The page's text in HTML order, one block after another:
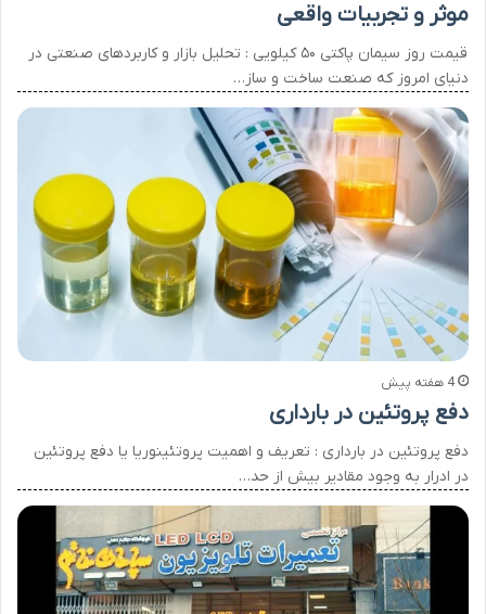
موثر و تجربیات واقعی
قیمت روز سیمان پاکتی ۵۰ کیلویی : تحلیل بازار و کاربردهای صنعتی در
دنیای امروز که صنعت ساخت و ساز…
4 هفته پیش
دفع پروتئین در بارداری
دفع پروتئین در بارداری : تعریف و اهمیت پروتئینوریا یا دفع پروتئین
در ادرار به وجود مقادیر بیش از حد…